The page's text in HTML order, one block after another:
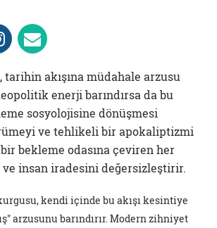
akışına müdahale arzusu
enerji barındırsa da bu
sosyolojisine dönüşmesi
ve tehlikeli bir apokaliptizmi
bekleme odasına çeviren her
insan iradesini değersizleştirir.
kendi içinde bu akışı kesintiye
arzusunu barındırır. Modern zihniyet